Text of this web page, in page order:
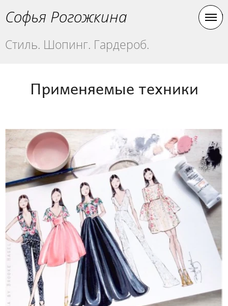
Софья Рогожкина
Стиль. Шопинг. Гардероб.
Применяемые техники